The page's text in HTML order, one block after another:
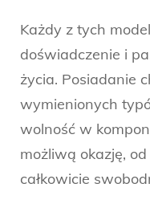
Każdy z tych
doświadczenie i
życia. Posiadanie
wymienionych
wolność w
możliwą okazję,
całkowicie